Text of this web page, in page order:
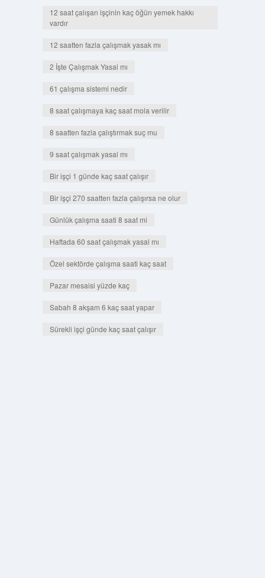
12 saat çalışan işçinin kaç öğün yemek hakkı
vardır
12 saatten fazla çalışmak yasak mı
2 İşte Çalışmak Yasal mı
61 çalışma sistemi nedir
8 saat çalışmaya kaç saat mola verilir
8 saatten fazla çalıştırmak suç mu
9 saat çalışmak yasal mı
Bir işçi 1 günde kaç saat çalışır
Bir işçi 270 saatten fazla çalışırsa ne olur
Günlük çalışma saati 8 saat mi
Haftada 60 saat çalışmak yasal mı
Özel sektörde çalışma saati kaç saat
Pazar mesaisi yüzde kaç
Sabah 8 akşam 6 kaç saat yapar
Sürekli işçi günde kaç saat çalışır